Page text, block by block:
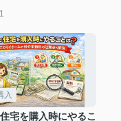
入
宅を購入時にやるこ